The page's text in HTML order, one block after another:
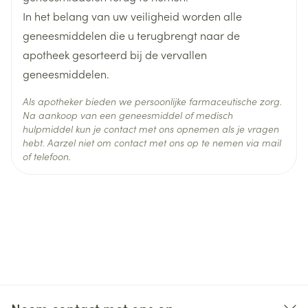
is verhoogd (zie de rubrieken "Wanneer moet u extra
voorzichtig zijn met dit geneesmiddel?" en "Gebruikt
u nog andere geneesmiddelen?"). • u ondergaat
een dialyse of een ander type bloedfiltratie.
Afhankelijk van de machine die wordt gebruikt, is
Perindopril / Amlodipine Teva mogelijk niet geschikt
voor u, • u heeft een nierziekte waarbij de
bloedtoevoer naar uw nieren verminderd is
(nierslagaderstenose), Wanneer moet u extra
In het belang van uw veiligheid worden alle
geneesmiddelen die u terugbrengt naar de
apotheek gesorteerd bij de vervallen
geneesmiddelen.
Als apotheker bieden we persoonlijke farmaceutische zorg.
Na aankoop van een geneesmiddel of medisch
hulpmiddel kun je contact met ons opnemen als je vragen
hebt. Aarzel niet om contact met ons op te nemen via mail
of telefoon.